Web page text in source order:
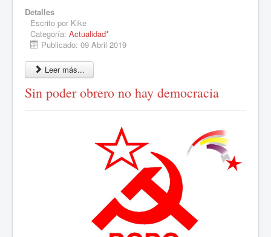
Detalles
Escrito por Kike
Categoría: Actualidad*
Publicado: 09 Abril 2019
Leer más...
Sin poder obrero no hay democracia